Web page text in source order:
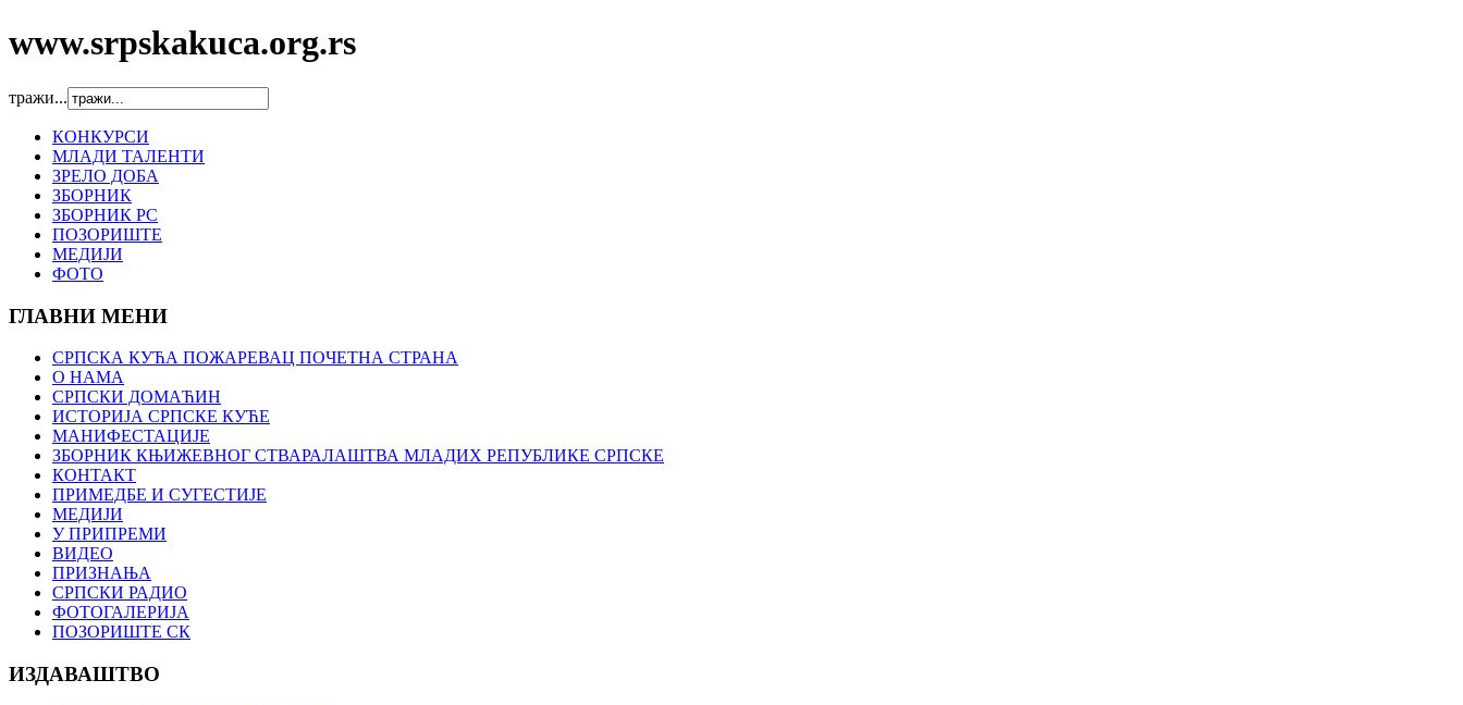
www.srpskakuca.org.rs
тражи...
КОНКУРСИ
МЛАДИ ТАЛЕНТИ
ЗРЕЛО ДОБА
ЗБОРНИК
ЗБОРНИК РС
ПОЗОРИШТЕ
МЕДИЈИ
ФОТО
ГЛАВНИ МЕНИ
СРПСКА КУЋА ПОЖАРЕВАЦ ПОЧЕТНА СТРАНА
О НАМА
СРПСКИ ДОМАЋИН
ИСТОРИЈА СРПСКЕ КУЋЕ
МАНИФЕСТАЦИЈЕ
ЗБОРНИК КЊИЖЕВНОГ СТВАРАЛАШТВА МЛАДИХ РЕПУБЛИКЕ СРПСКЕ
КОНТАКТ
ПРИМЕДБЕ И СУГЕСТИЈЕ
МЕДИЈИ
У ПРИПРЕМИ
ВИДЕО
ПРИЗНАЊА
СРПСКИ РАДИО
ФОТОГАЛЕРИЈА
ПОЗОРИШТЕ СК
ИЗДАВАШТВО